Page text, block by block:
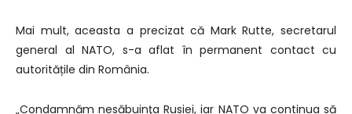
Mai mult, aceasta a precizat că Mark Rutte, secretarul
general al NATO, s-a aflat în permanent contact cu
autoritățile din România.
„Condamnăm nesăbuinţa Rusiei, iar NATO va continua să